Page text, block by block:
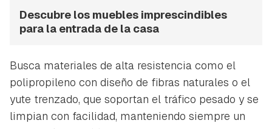
Descubre los muebles imprescindibles
para la entrada de la casa
Busca materiales de alta resistencia como el
polipropileno con diseño de fibras naturales o el
yute trenzado, que soportan el tráfico pesado y se
limpian con facilidad, manteniendo siempre un